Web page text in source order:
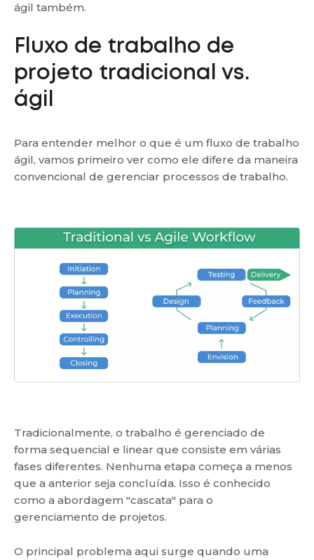
ágil também.
Fluxo de trabalho de
projeto tradicional vs.
ágil
Para entender melhor o que é um fluxo de trabalho
ágil, vamos primeiro ver como ele difere da maneira
convencional de gerenciar processos de trabalho.
Tradicionalmente, o trabalho é gerenciado de
forma sequencial e linear que consiste em várias
fases diferentes. Nenhuma etapa começa a menos
que a anterior seja concluída. Isso é conhecido
como a abordagem "cascata" para o
gerenciamento de projetos.
O principal problema aqui surge quando uma